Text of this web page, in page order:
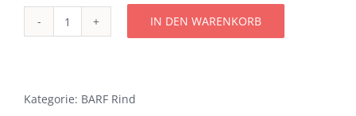
Terminkalender
Öffnungszeiten
Rinderleber,
Menge
IN DEN WARENKORB
Kategorie: BARF Rind